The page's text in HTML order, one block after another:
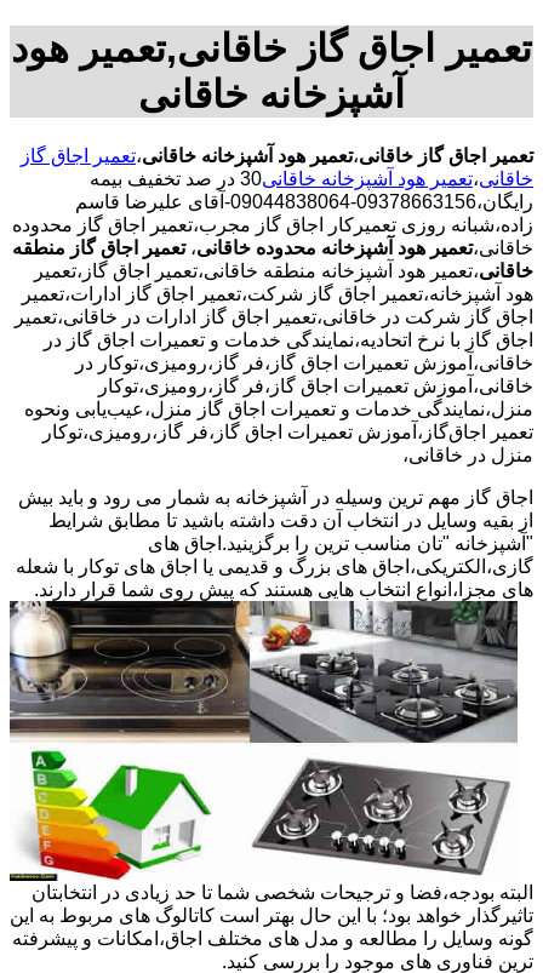
تعمیر اجاق گاز خاقانی,تعمیر هود
آشپزخانه خاقانی
تعمیر اجاق گاز خاقانی،تعمیر هود آشپزخانه خاقانی،تعمیر اجاق گاز
خاقانی،تعمیر هود آشپزخانه خاقانی
30 در صد تخفیف بیمه
رایگان،09378663156-09044838064-آقای علیرضا قاسم
زاده،شبانه روزی تعمیرکار اجاق گاز مجرب،تعمیر اجاق گاز محدوده
خاقانی،تعمیر هود آشپزخانه محدوده خاقانی، تعمیر اجاق گاز منطقه
خاقانی،تعمیر هود آشپزخانه منطقه خاقانی،تعمیر اجاق گاز،تعمیر
هود آشپزخانه،تعمیر اجاق گاز شرکت،تعمیر اجاق گاز ادارات،تعمیر
اجاق گاز شرکت در خاقانی،تعمیر اجاق گاز ادارات در خاقانی،تعمیر
اجاق گاز با نرخ اتحادیه،نمایندگی خدمات و تعمیرات اجاق گاز در
خاقانی،آموزش تعمیرات اجاق گاز،فر گاز،رومیزی،توکار در
خاقانی،آموزش تعمیرات اجاق گاز،فر گاز،رومیزی،توکار
منزل،نمایندگی خدمات و تعمیرات اجاق گاز منزل،عیب‌یابی ونحوه
تعمیر اجاق‌گاز،آموزش تعمیرات اجاق گاز،فر گاز،رومیزی،توکار
منزل در خاقانی،
اجاق گاز مهم ترین وسیله در آشپزخانه به شمار می رود و باید بیش
از بقیه وسایل در انتخاب آن دقت داشته باشید تا مطابق شرایط
"آشپزخانه "تان مناسب ترین را برگزینید.اجاق های
گازی،الکتریکی،اجاق های بزرگ و قدیمی یا اجاق های توکار با شعله
های مجزا،انواع انتخاب هایی هستند که پیش روی شما قرار دارند.
البته بودجه،فضا و ترجیحات شخصی شما تا حد زیادی در انتخابتان
تاثیرگذار خواهد بود؛ با این حال بهتر است کاتالوگ های مربوط به این
گونه وسایل را مطالعه و مدل های مختلف اجاق،امکانات و پیشرفته
ترین فناوری های موجود را بررسی کنید.